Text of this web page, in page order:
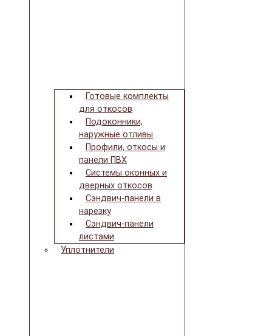
Готовые комплекты
для откосов
Подоконники,
наружные отливы
Профили, откосы и
панели ПВХ
Системы оконных и
дверных откосов
Сэндвич-панели в
нарезку
Сэндвич-панели
листами
Уплотнители